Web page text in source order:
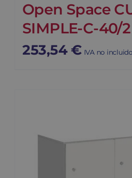
Open Space
SIMPLE-C-40/2
253,54 € IVA no incluido